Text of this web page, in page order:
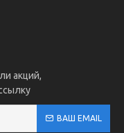
акций,
ВАШ EMAIL